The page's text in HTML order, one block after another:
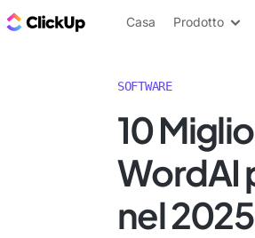
Blog di ClickUp
Casa Prodotto
SOFTWARE
10
WordAI
nel 2025